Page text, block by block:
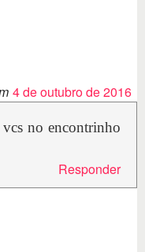
4 de outubro de 2016
no encontrinho
Responder